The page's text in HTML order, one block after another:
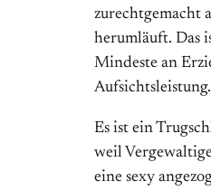
zurechtgemacht
herumläuft. Das
Mindeste an
Aufsichtsleistung.
Es ist ein
weil
eine sexy